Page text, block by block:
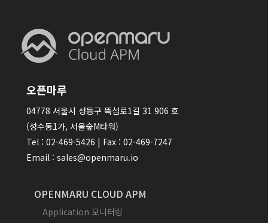
오픈마루
04778 서울시 성동구 뚝섬로1길 31 906 호
(성수동1가, 서울숲M타워)
Tel : 02-469-5426 | Fax : 02-469-7247
Email : sales@openmaru.io
OPENMARU CLOUD APM
Application 모니터링